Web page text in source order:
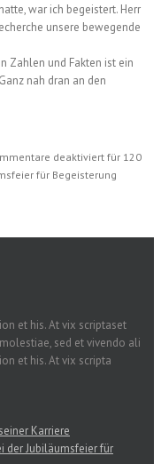
war ich begeistert. Herr
unsere bewegende
Zahlen und Fakten ist ein
nah dran an den
deaktiviert für 120
für Begeisterung
et his. At vix scriptaset
sed et vivendo ali
et his. At vix scripta
Karriere
der Jubiläumsfeier für